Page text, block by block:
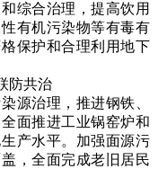
综合治理，提高饮用
有机污染物等有毒有
保护和合理利用地下
防共治
源治理，推进钢铁、
面推进工业锅窑炉和
产水平。加强面源污
，全面完成老旧居民